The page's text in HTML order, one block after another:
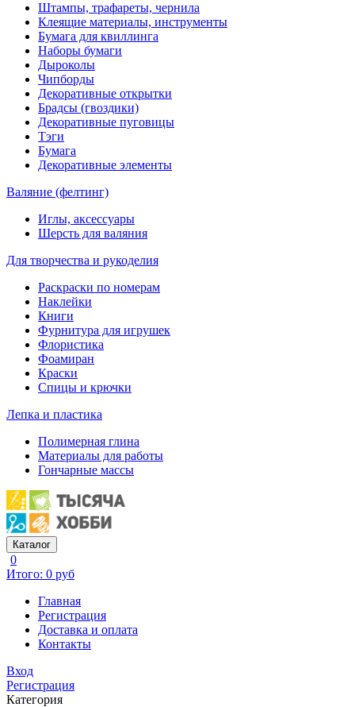
Штампы, трафареты, чернила
Клеящие материалы, инструменты
Бумага для квиллинга
Наборы бумаги
Дыроколы
Чипборды
Декоративные открытки
Брадсы (гвоздики)
Декоративные пуговицы
Тэги
Бумага
Декоративные элементы
Валяние (фелтинг)
Иглы, аксессуары
Шерсть для валяния
Для творчества и рукоделия
Раскраски по номерам
Наклейки
Книги
Фурнитура для игрушек
Флористика
Фоамиран
Краски
Спицы и крючки
Лепка и пластика
Полимерная глина
Материалы для работы
Гончарные массы
Каталог
0
Итого: 0 руб
Главная
Регистрация
Доставка и оплата
Контакты
Вход
Регистрация
Категория